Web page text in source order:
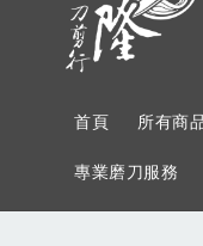
首頁 所有商
專業磨刀服務